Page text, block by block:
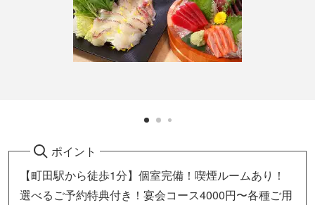
ポイント
【町田駅から徒歩1分】個室完備！喫煙ルームあり！
選べるご予約特典付き！宴会コース4000円〜各種ご用